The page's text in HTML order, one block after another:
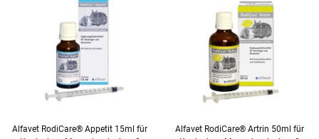
Alfavet RodiCare® Appetit 15ml für
Alfavet RodiCare® Artrin 50ml für